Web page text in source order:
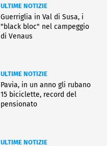
ULTIME NOTIZIE
Guerriglia in Val di Susa, i
"black bloc" nel campeggio
di Venaus
ULTIME NOTIZIE
Pavia, in un anno gli rubano
15 biciclette, record del
pensionato
ULTIME NOTIZIE